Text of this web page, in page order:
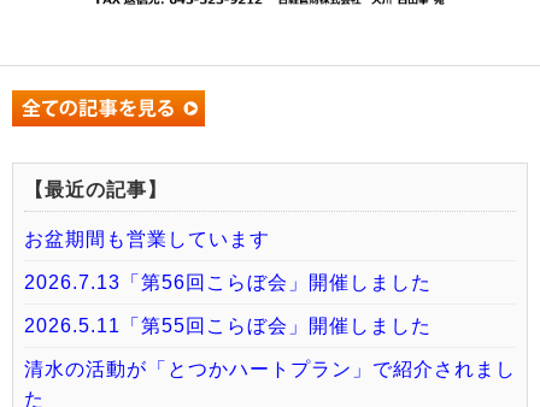
【最近の記事】
お盆期間も営業しています
2026.7.13「第56回こらぼ会」開催しました
2026.5.11「第55回こらぼ会」開催しました
清水の活動が「とつかハートプラン」で紹介されまし
た